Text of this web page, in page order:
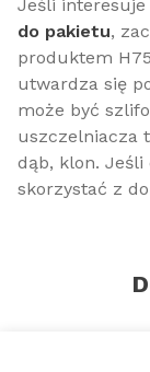
Jeśli interesuje
do pakietu,
produktem
utwardza się
może być
uszczelniacza
dąb, klon. Jeśli
skorzystać z